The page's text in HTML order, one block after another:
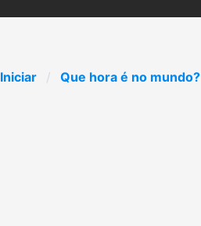
Iniciar Que hora é no mundo?